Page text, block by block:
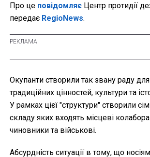
Про це повідомляє Центр протидії
передає RegioNews.
Окупанти створили так звану раду для
традиційних цінностей, культури та
У рамках цієї "структури" створили сім
складу яких входять місцеві
чиновники та військові.
Абсурдність ситуації в тому, що